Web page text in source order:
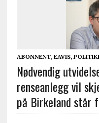
ABONNENT, EAVIS,
Nødvendig
renseanlegg vil
på Birkeland står